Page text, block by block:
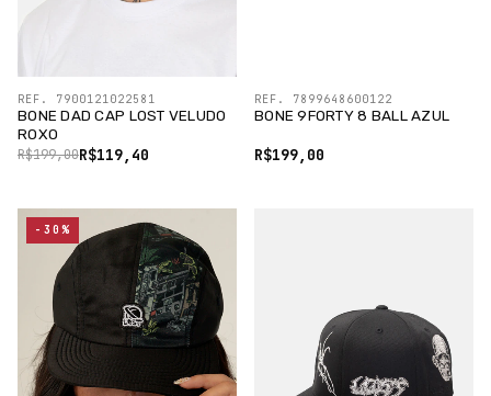
BONE DAD CAP LOST VELUDO
ROXO
R$119,40
R$199,00
REF. 7900121022581
BONE 9FORTY 8 BALL AZUL
R$199,00
REF. 7899648600122
-30%